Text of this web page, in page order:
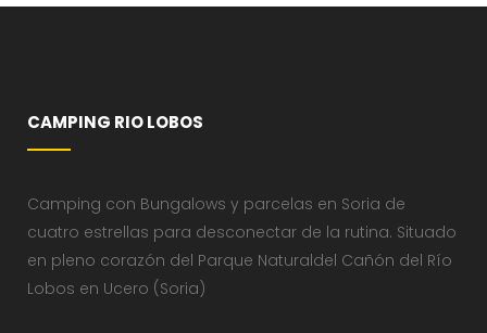
CAMPING RIO LOBOS
Camping con Bungalows y parcelas en Soria de
cuatro estrellas para desconectar de la rutina. Situado
en pleno corazón del Parque Naturaldel Cañón del Río
Lobos en Ucero (Soria)